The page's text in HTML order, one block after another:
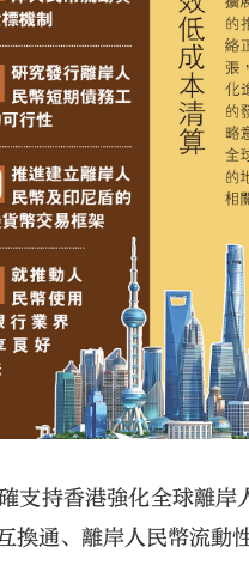
支持香港強化全球離
換通、離岸人民幣流動